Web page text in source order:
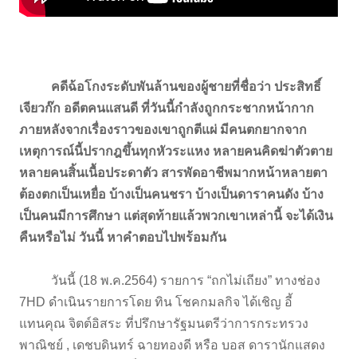
คดีฉ้อโกงระดับพันล้านของผู้ชายที่ชื่อว่า ประสิทธิ์
เจียวก๊ก อดีตคนแสนดี ที่วันนี้กำลังถูกกระชากหน้ากาก
ภายหลังจากเรื่องราวของเขาถูกตีแผ่ มีคนตกยากจาก
เหตุการณ์นี้ปรากฎขึ้นทุกหัวระแหง หลายคนคิดฆ่าตัวตาย
หลายคนสิ้นเนื้อประดาตัว สารพัดอาชีพมากหน้าหลายตา
ต้องตกเป็นเหยื่อ บ้างเป็นคนชรา บ้างเป็นดาราคนดัง บ้าง
เป็นคนมีการศึกษา แต่สุดท้ายแล้วพวกเขาเหล่านี้ จะได้เงิน
คืนหรือไม่ วันนี้ หาคำตอบไปพร้อมกัน
วันนี้ (18 พ.ค.2564) รายการ “ถกไม่เถียง” ทางช่อง
7HD ดำเนินรายการโดย ทิน โชคกมลกิจ ได้เชิญ อี้
แทนคุณ จิตต์อิสระ ที่ปรึกษารัฐมนตรีว่าการกระทรวง
พาณิชย์ , เดชบดินทร์ ฉายทองดี หรือ บอส ดารานักแสดง